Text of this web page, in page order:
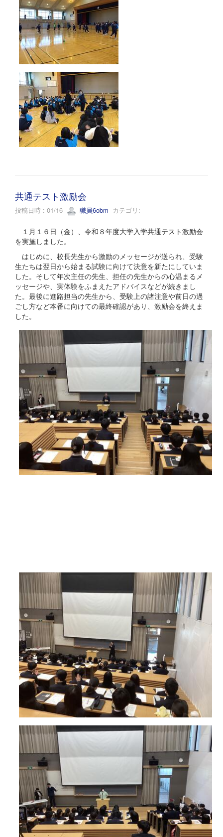
共通テスト激励会
投稿日時 : 01/16 職員6obm カテゴリ:
１月１６日（金）、令和８年度大学入学共通テスト激励会
を実施しました。
はじめに、校長先生から激励のメッセージが送られ、受験
生たちは翌日から始まる試験に向けて決意を新たにしていま
した。そして年次主任の先生、担任の先生からの心温まるメ
ッセージや、実体験をふまえたアドバイスなどが続きまし
た。最後に進路担当の先生から、受験上の諸注意や前日の過
ごし方など本番に向けての最終確認があり、激励会を終えま
した。